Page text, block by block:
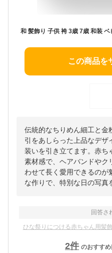
この商品を
伝統的なちりめん細工と金
引をあしらった上品なデザ
装いを引き立てます。赤ち
素材感で、ヘアバンドやク
わせて長く愛用できるのが
な作りで、特別な日の写真
回答さ
ひな祭りにつける赤ちゃん用髪
2件 のおすす